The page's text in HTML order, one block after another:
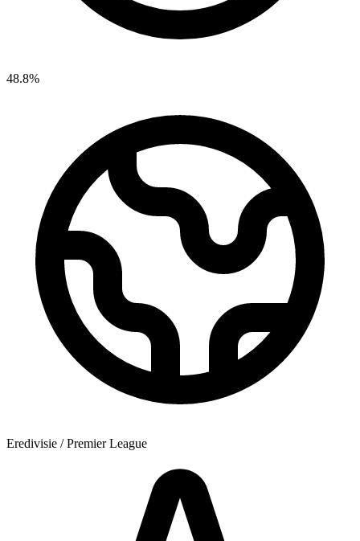
48.8%
Eredivisie / Premier League